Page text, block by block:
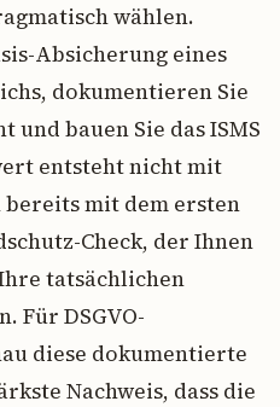
wählen.
Absicherung eines
dokumentieren Sie
und bauen Sie das ISMS
entsteht nicht mit
mit dem ersten
Check, der Ihnen
tatsächlichen
Für DSGVO-
diese dokumentierte
Nachweis, dass die